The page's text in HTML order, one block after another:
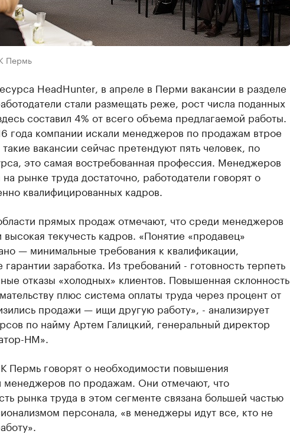
Пермь
HeadHunter, в апреле в Перми вакансии в разделе
стали размещать реже, рост числа поданных
составил 4% от всего объема предлагаемой работы.
года компании искали менеджеров по продажам втрое
вакансии сейчас претендуют пять человек, по
это самая востребованная профессия. Менеджеров
рынке труда достаточно, работодатели говорят о
квалифицированных кадров.
прямых продаж отмечают, что среди менеджеров
высокая текучесть кадров. «Понятие «продавец»
— минимальные требования к квалификации,
заработка. Из требований - готовность терпеть
отказы «холодных» клиентов. Повышенная склонность
плюс система оплаты труда через процент от
продажи — ищи другую работу», - анализирует
по найму Артем Галицкий, генеральный директор
НМ».
Пермь говорят о необходимости повышения
менеджеров по продажам. Они отмечают, что
рынка труда в этом сегменте связана большей частью
персонала, «в менеджеры идут все, кто не